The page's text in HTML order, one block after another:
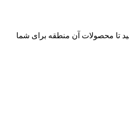
تا محصولات آن منطقه برای شما